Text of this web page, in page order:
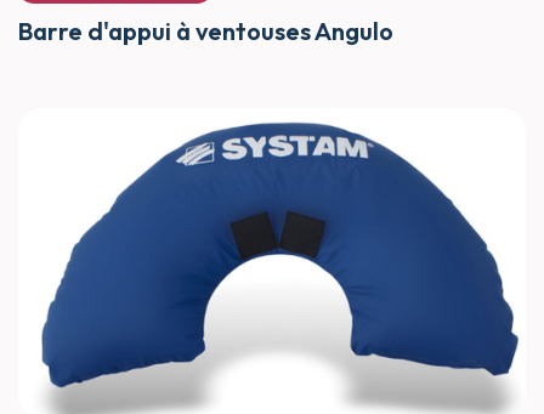
Barre d'appui à ventouses Angulo